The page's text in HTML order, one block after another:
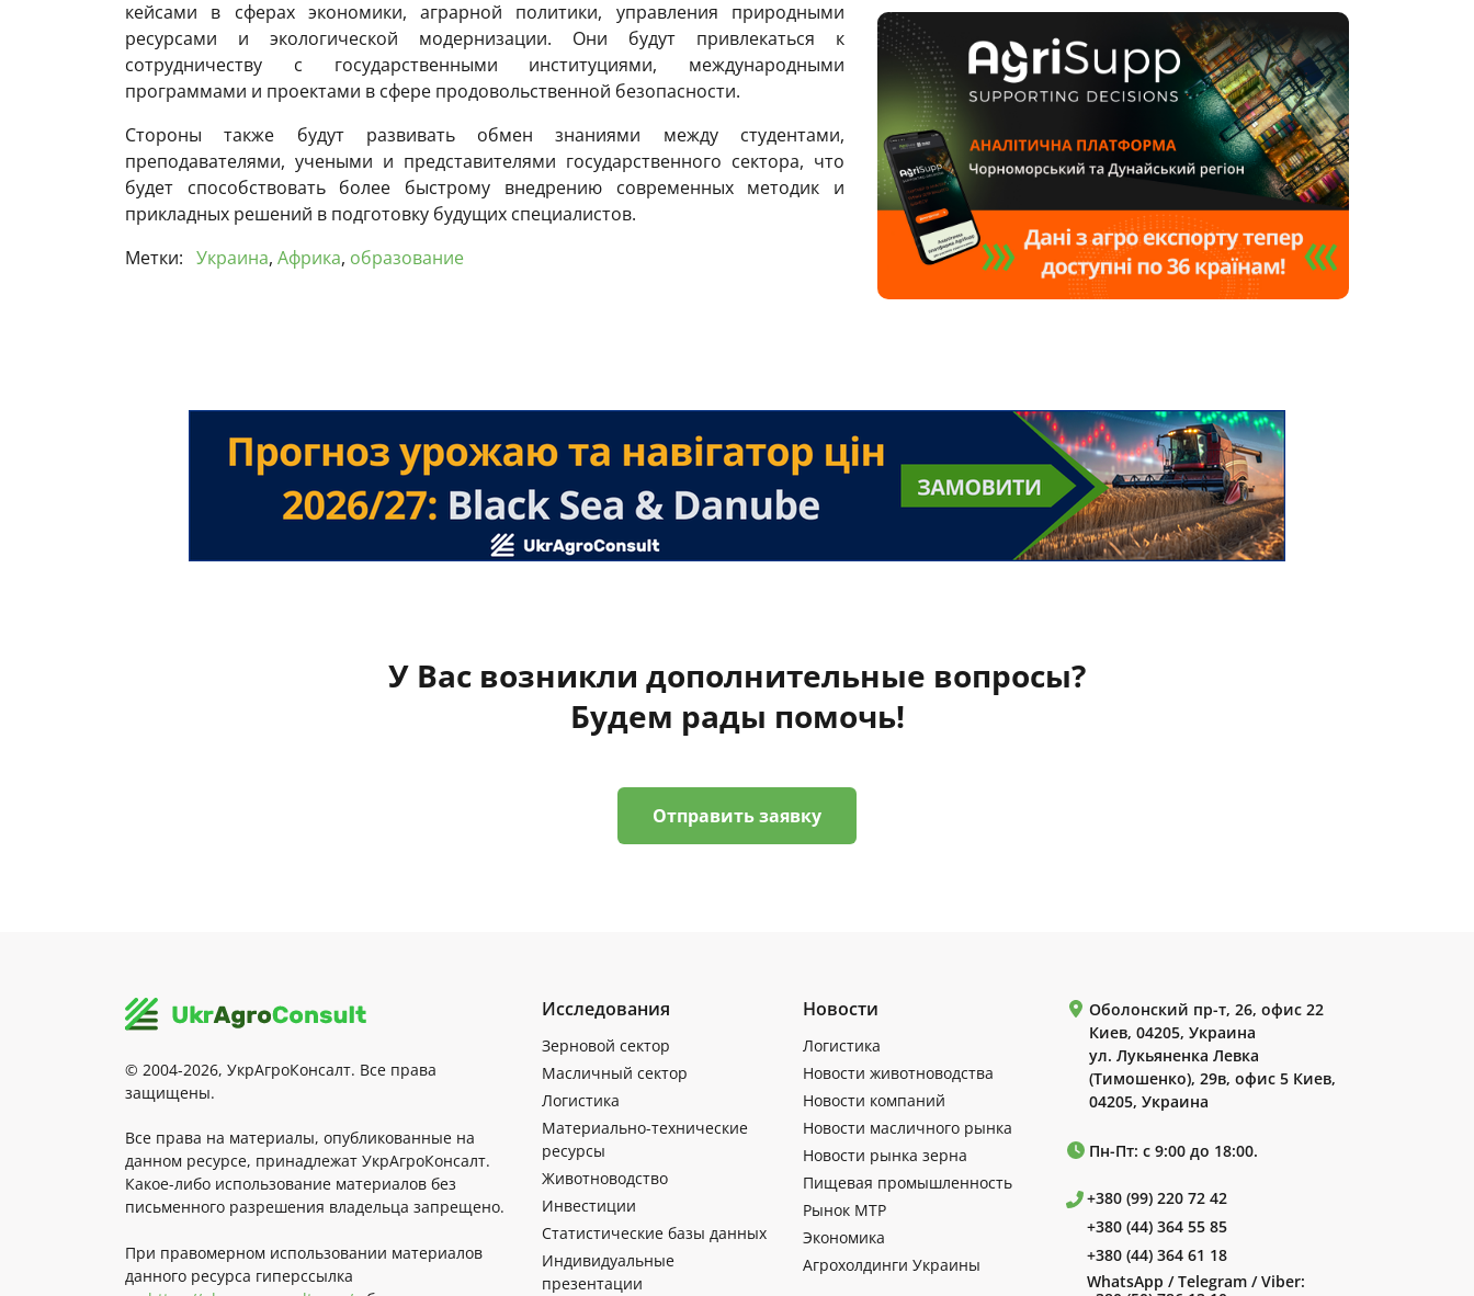
кейсами в сферах экономики, аграрной политики, управления природными
ресурсами и экологической модернизации. Они будут привлекаться к
сотрудничеству с государственными институциями, международными
программами и проектами в сфере продовольственной безопасности.
Стороны также будут развивать обмен знаниями между студентами,
преподавателями, учеными и представителями государственного сектора, что
будет способствовать более быстрому внедрению современных методик и
прикладных решений в подготовку будущих специалистов.
Метки: Украина, Африка, образование
У Вас возникли дополнительные вопросы?
Будем рады помочь!
Отправить заявку
© 2004-2026, УкрАгроКонсалт. Все права
защищены.
Все права на материалы, опубликованные на
данном ресурсе, принадлежат УкрАгроКонсалт.
Какое-либо использование материалов без
письменного разрешения владельца запрещено.
При правомерном использовании материалов
данного ресурса гиперссылка
Исследования
Зерновой сектор
Масличный сектор
Логистика
Материально-технические
ресурсы
Животноводство
Инвестиции
Статистические базы данных
Индивидуальные
презентации
Новости
Логистика
Новости животноводства
Новости компаний
Новости масличного рынка
Новости рынка зерна
Пищевая промышленность
Рынок МТР
Экономика
Агрохолдинги Украины
Оболонский пр-т, 26, офис 22
Киев, 04205, Украина
ул. Лукьяненка Левка
(Тимошенко), 29в, офис 5 Киев,
04205, Украина
Пн-Пт: с 9:00 до 18:00.
+380 (99) 220 72 42
+380 (44) 364 55 85
+380 (44) 364 61 18
WhatsApp / Telegram / Viber: